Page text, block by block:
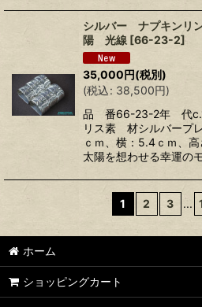
シルバー ナプキン
陽 光線 [66-23-2]
35,000円(税別)
(税込: 38,500円)
品 番66-23-2年 代
リス素 材シルバープ
ｃｍ、横：5.4ｃｍ、
太陽を想わせる幸運の
1 2 3 ...
ホーム
ショッピングカート